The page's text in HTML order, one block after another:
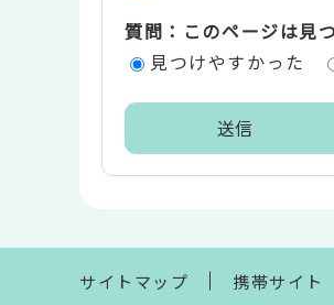
エ質問：このページは見
見つけやすかった
ま
サイトマップ 携帯サイト